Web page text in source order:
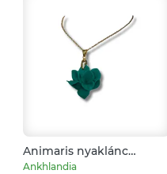
Animaris nyaklánc
Sötétzöld
Ankhlandia